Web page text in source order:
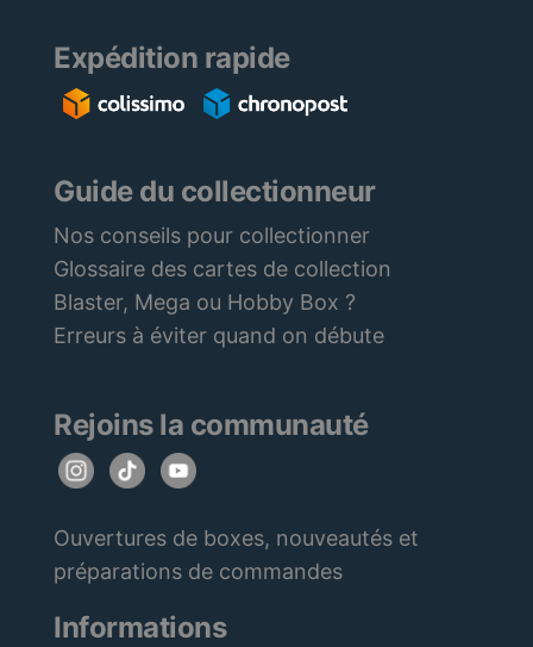
Expédition rapide
Guide du collectionneur
Nos conseils pour collectionner
Glossaire des cartes de collection
Blaster, Mega ou Hobby Box ?
Erreurs à éviter quand on débute
Rejoins la communauté
Ouvertures de boxes, nouveautés et
préparations de commandes
Informations